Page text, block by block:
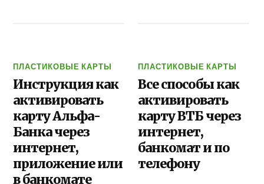
ПЛАСТИКОВЫЕ КАРТЫ
Инструкция как
активировать
карту Альфа-
Банка через
интернет,
приложение или
в банкомате
ПЛАСТИКОВЫЕ КАРТЫ
Все способы как
активировать
карту ВТБ через
интернет,
банкомат и по
телефону